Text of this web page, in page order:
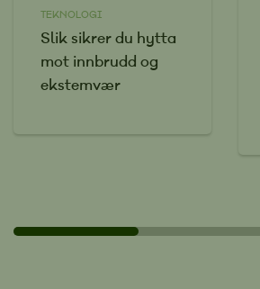
TEKNOLOGI
Slik sikrer du hytta
mot innbrudd og
ekstemvær